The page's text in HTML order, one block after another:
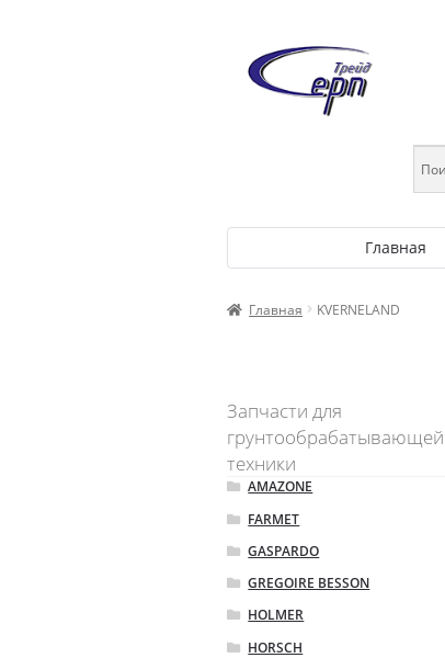
Главная
Главная KVERNELAND
Запчасти для
грунтообрабатывающей
техники
AMAZONE
FARMET
GASPARDO
GREGOIRE BESSON
HOLMER
HORSCH